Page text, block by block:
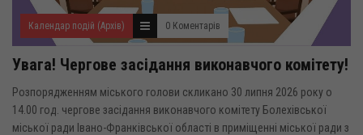
Календар подій (Архів) 0 Коментарів
Увага! Чергове засідання виконавчого комітету!
Розпорядженням міського голови скликано 30 липня 2026 року о
14.00 год. чергове засідання виконавчого комітету Болехівської
міської ради Івано-Франківської області в приміщенні міської ради з